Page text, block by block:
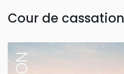
Cour de cassation